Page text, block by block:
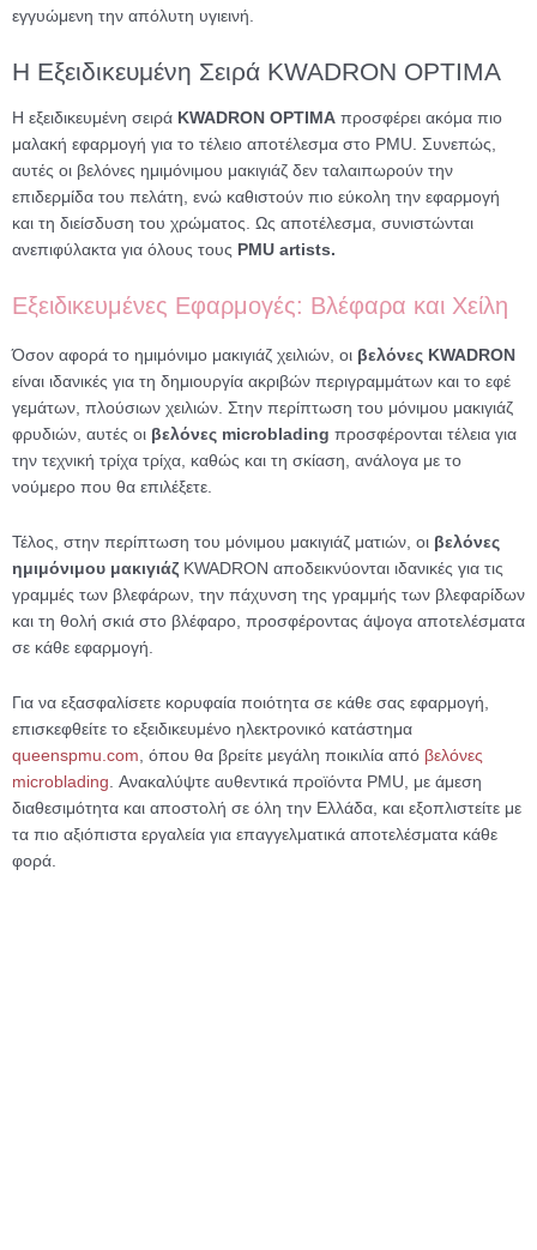
εγγυώμενη την απόλυτη υγιεινή.
Η Εξειδικευμένη Σειρά KWADRON OPTIMA
Η εξειδικευμένη σειρά KWADRON OPTIMA προσφέρει ακόμα πιο
μαλακή εφαρμογή για το τέλειο αποτέλεσμα στο PMU. Συνεπώς,
αυτές οι βελόνες ημιμόνιμου μακιγιάζ δεν ταλαιπωρούν την
επιδερμίδα του πελάτη, ενώ καθιστούν πιο εύκολη την εφαρμογή
και τη διείσδυση του χρώματος. Ως αποτέλεσμα, συνιστώνται
ανεπιφύλακτα για όλους τους PMU artists.
Εξειδικευμένες Εφαρμογές: Βλέφαρα και Χείλη
Όσον αφορά το ημιμόνιμο μακιγιάζ χειλιών, οι βελόνες KWADRON
είναι ιδανικές για τη δημιουργία ακριβών περιγραμμάτων και το εφέ
γεμάτων, πλούσιων χειλιών. Στην περίπτωση του μόνιμου μακιγιάζ
φρυδιών, αυτές οι βελόνες microblading προσφέρονται τέλεια για
την τεχνική τρίχα τρίχα, καθώς και τη σκίαση, ανάλογα με το
νούμερο που θα επιλέξετε.
Τέλος, στην περίπτωση του μόνιμου μακιγιάζ ματιών, οι βελόνες
ημιμόνιμου μακιγιάζ KWADRON αποδεικνύονται ιδανικές για τις
γραμμές των βλεφάρων, την πάχυνση της γραμμής των βλεφαρίδων
και τη θολή σκιά στο βλέφαρο, προσφέροντας άψογα αποτελέσματα
σε κάθε εφαρμογή.
Για να εξασφαλίσετε κορυφαία ποιότητα σε κάθε σας εφαρμογή,
επισκεφθείτε το εξειδικευμένο ηλεκτρονικό κατάστημα
queenspmu.com , όπου θα βρείτε μεγάλη ποικιλία από βελόνες
microblading . Ανακαλύψτε αυθεντικά προϊόντα PMU, με άμεση
διαθεσιμότητα και αποστολή σε όλη την Ελλάδα, και εξοπλιστείτε με
τα πιο αξιόπιστα εργαλεία για επαγγελματικά αποτελέσματα κάθε
φορά.